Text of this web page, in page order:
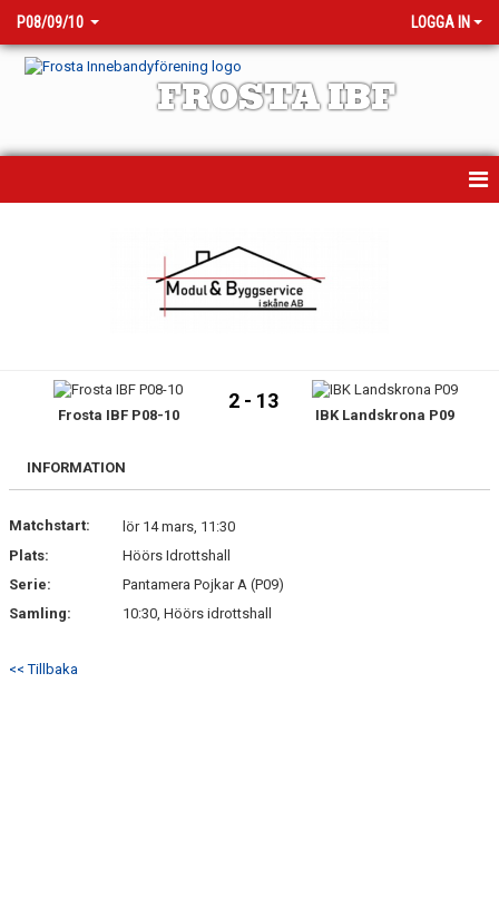
P08/09/10 LOGGA IN
FROSTA IBF
TRUPPEN
BILDGALLERI
Frosta IBF P08-10
2 - 13
IBK Landskrona P09
INFORMATION
Matchstart:
lör 14 mars, 11:30
Plats:
Höörs Idrottshall
Serie:
Pantamera Pojkar A (P09)
Samling:
10:30, Höörs idrottshall
<< Tillbaka